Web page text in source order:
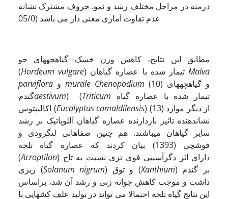
درمنه در مراحل مختلف رشد و نمو. حروف مشترک نشانه
عدم تفاوت آماری معنی دار می باشد (05/0
مطابق این نتایج، کاهش وزن خشک گیاهچه­های جو
(Hordeum vulgare ) تیمار شده با عصاره گیاهانMalva
parviflora و murale Chenopodium (10) و گیاهچه­های
گندمaestivum) (Triticum
اکالیپتوس (Eucalyptus camaldilensis) (13) از دیگر موارد
نشان­دهنده تاثیر بازدارنده عصاره گیاهان آللوپاتیک بر رشد
سایر گیاهان می­باشند. هم چنین صفاهانی لنگرودی و
قوشچی (1393) بیان کردند که عصاره گیاه تلخه
(Acroptilon) دارای اثر دگرآسیبی قوی تری نسبت به تاج
ریزی (Solanum nigrum ) و توق (Xanthium) بر گندم
داشت و موجب کاهش جوانه زنی و رشد آن شد، براساس
این نتایج گیاه تلخه احتمالا می تواند در تولید علف کش­هایی با